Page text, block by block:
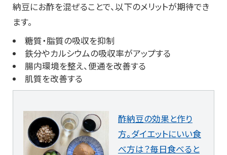
納豆にお酢を混ぜることで、以下のメリットが期待でき
ます。
糖質・脂質の吸収を抑制
鉄分やカルシウムの吸収率がアップする
腸内環境を整え、便通を改善する
肌質を改善する
酢納豆の効果と作り
方。ダイエットにいい食
べ方は？毎日食べると